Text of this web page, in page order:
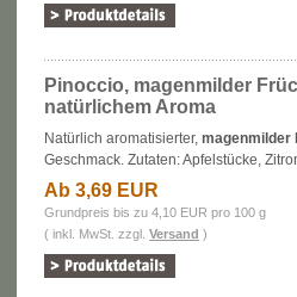
Pinoccio, magenmilder
natürlichem Aroma
Natürlich aromatisierter,magenmilder
Geschmack. Zutaten: Apfelstücke,
Ab 3,69 EUR
Grundpreis bis zu 4,10 EUR pro 100 g
( inkl. MwSt. zzgl.Versand )